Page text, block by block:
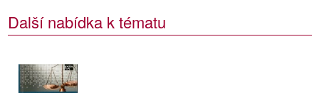
Další nabídka k tématu